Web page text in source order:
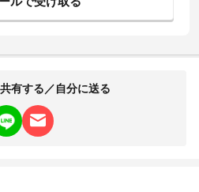
有する／自分に送る